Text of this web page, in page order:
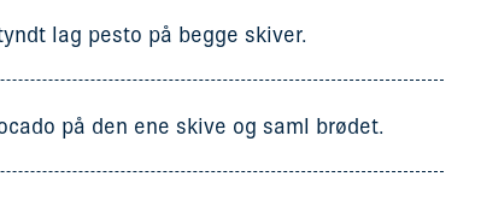
lag pesto på begge skiver.
på den ene skive og saml brødet.